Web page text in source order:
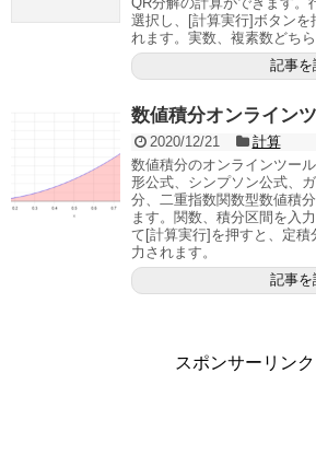
選択し、[計算実行]ボタンを
れます。実数、複素数どち
記事を
数値積分オンライン
2020/12/21
計算
数値積分のオンラインツー
形公式、シンプソン公式、
分、二重指数関数型数値積
ます。関数、積分区間を入
て[計算実行]を押すと、定積
力されます。
記事を
スポンサーリンク